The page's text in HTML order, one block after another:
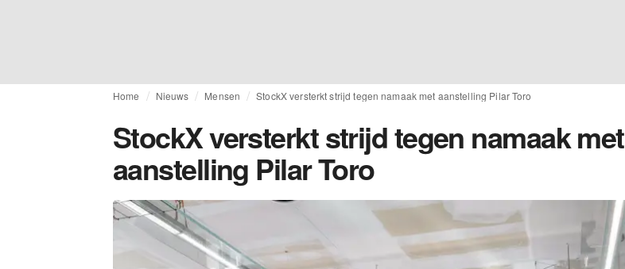
Home Nieuws Mensen StockX versterkt strijd tegen namaak met aanstelling Pilar Toro
StockX versterkt strijd tegen namaak met
aanstelling Pilar Toro